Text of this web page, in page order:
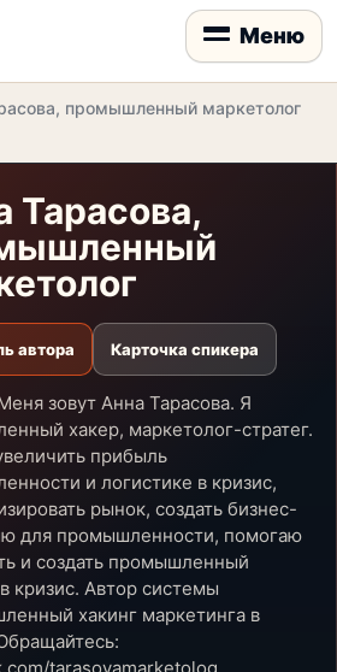
Меню
промышленный маркетолог
Тарасова,
автора Карточка спикера
зовут Анна Тарасова. Я
хакер, маркетолог-стратег.
прибыль
и логистике в кризис,
рынок, создать бизнес-
для промышленности, помогаю
и создать промышленный
кризис. Автор системы
хакинг маркетинга в